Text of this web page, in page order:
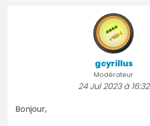
gcyrillus
Modérateur
24 Jul 2023 à 16:32
Bonjour,